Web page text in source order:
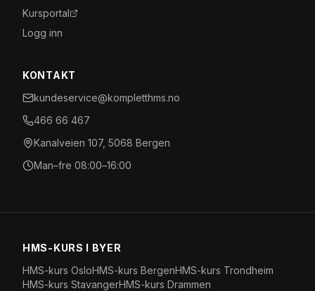
Kursportal
Logg inn
KONTAKT
kundeservice@kompletthms.no
466 66 467
Kanalveien 107, 5068 Bergen
Man–fre 08:00–16:00
HMS-KURS I BYER
HMS-kurs OsloHMS-kurs BergenHMS-kurs Trondheim
HMS-kurs StavangerHMS-kurs Drammen